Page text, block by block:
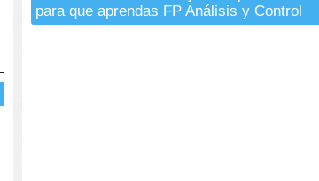
para que aprendas FP Análisis y Control